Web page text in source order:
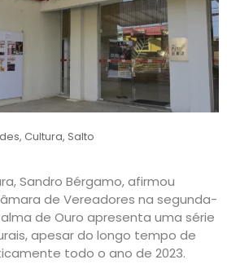
, Cultura, Salto
Sandro Bérgamo, afirmou
de Vereadores na segunda-
de Ouro apresenta uma série
apesar do longo tempo de
todo o ano de 2023.